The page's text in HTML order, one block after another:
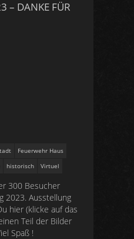
– DANKE FÜR
Feuerwehr Haus
historisch Virtuel
300 Besucher
2023. Ausstellung
hier (klicke auf das
Teil der Bilder
Spaß !